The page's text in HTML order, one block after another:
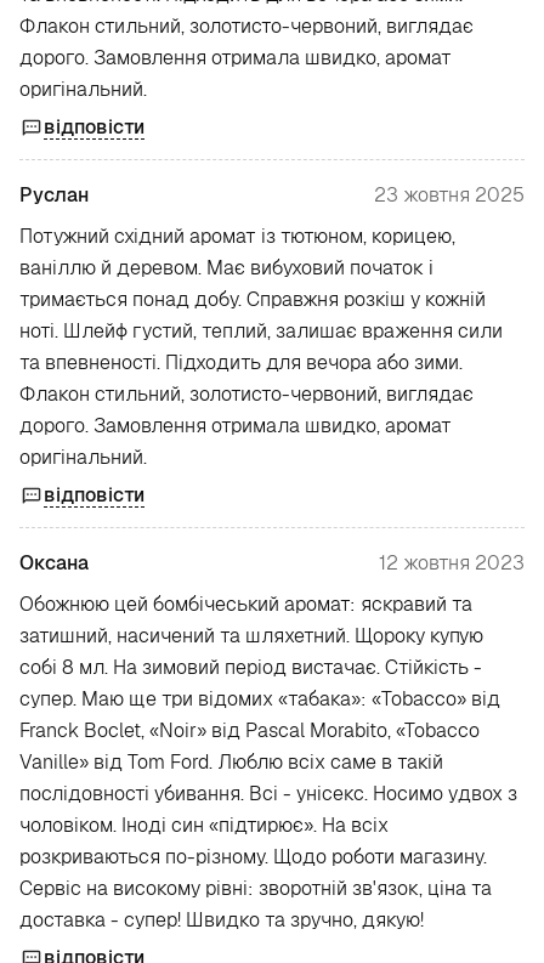
Флакон стильний, золотисто-червоний, виглядає
дорого. Замовлення отримала швидко, аромат
оригінальний.
відповісти
Руслан
23 жовтня 2025
Потужний східний аромат із тютюном, корицею,
ваніллю й деревом. Має вибуховий початок і
тримається понад добу. Справжня розкіш у кожній
ноті. Шлейф густий, теплий, залишає враження сили
та впевненості. Підходить для вечора або зими.
Флакон стильний, золотисто-червоний, виглядає
дорого. Замовлення отримала швидко, аромат
оригінальний.
відповісти
Оксана
12 жовтня 2023
Обожнюю цей бомбічеський аромат: яскравий та
затишний, насичений та шляхетний. Щороку купую
собі 8 мл. На зимовий період вистачає. Стійкість -
супер. Маю ще три відомих «табака»: «Tobacco» від
Franck Boclet, «Noir» від Pascal Morabito, «Tobacco
Vanille» від Tom Ford. Люблю всіх саме в такій
послідовності убивання. Всі - унісекс. Носимо удвох з
чоловіком. Іноді син «підтирює». На всіх
розкриваються по-різному. Щодо роботи магазину.
Сервіс на високому рівні: зворотній зв'язок, ціна та
доставка - супер! Швидко та зручно, дякую!
відповісти